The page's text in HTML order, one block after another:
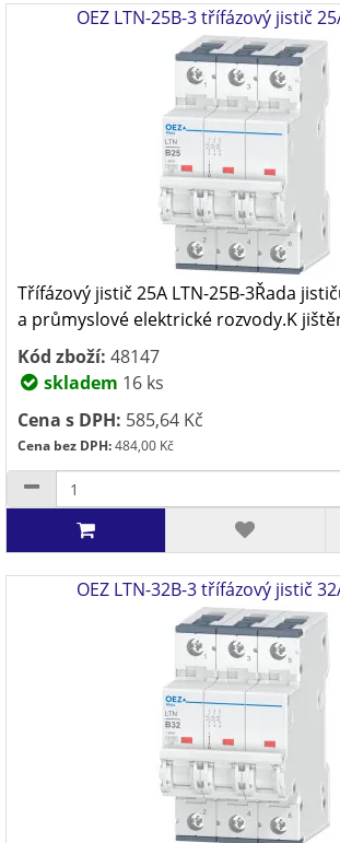
OEZ LTN-25B-3 třífázový jistič
Třífázový jistič 25A LTN-25B-3Řada
a průmyslové elektrické rozvody.K
Kód zboží: 48147
skladem 16 ks
Cena s DPH: 585,64 Kč
Cena bez DPH:484,00 Kč
OEZ LTN-32B-3 třífázový jistič